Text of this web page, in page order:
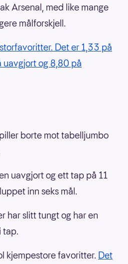
Arsenal, med like mange
målforskjell.
Det er 1,33 på
og 8,80 på
borte mot tabelljumbo
uavgjort og ett tap på 11
inn seks mål.
har slitt tungt og har en
tap.
kjempestore favoritter. Det